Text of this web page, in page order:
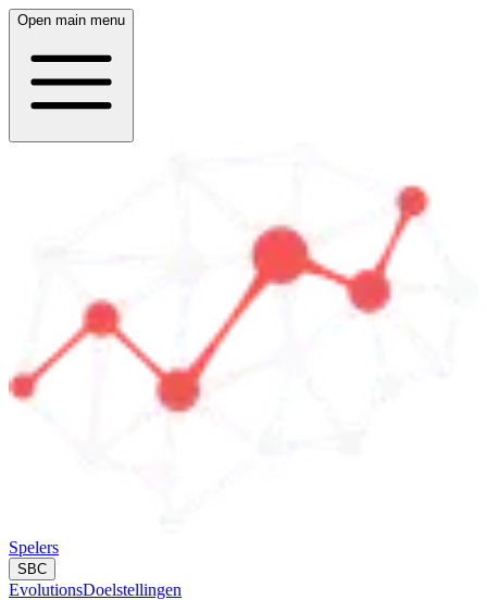
Open main menu
Spelers
SBC
EvolutionsDoelstellingen